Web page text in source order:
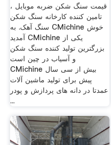
قیمت سنگ شکن ضربه موبایل ،
تامین کننده کارخانه سنگ شکن
سنگ آهک. به CMichine خوش
آمدید CMichine یکی از
بزرگترین تولید کننده سنگ شکن
و آسیاب در چین است
CMichine بیش از سی سال
پیش برای تولید ماشین آلات
عمدتا در دانه های پردازش و پودر
...